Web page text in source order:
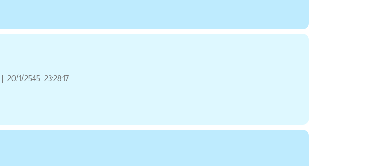
| 20/1/2545 23:28:17